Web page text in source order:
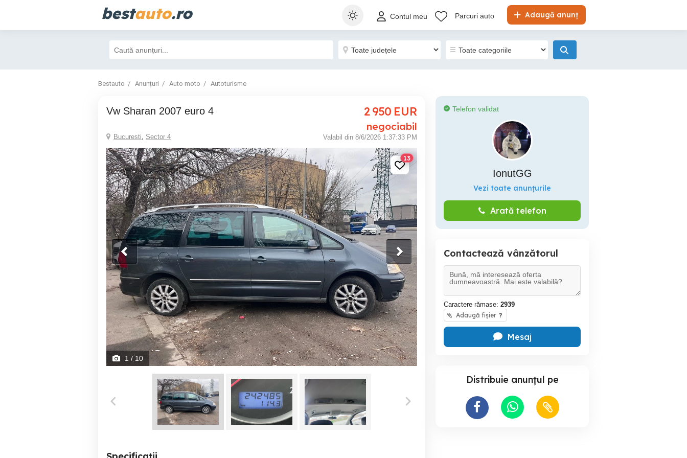
bestauto.ro Adaugă anunț
Contul meu Parcuri auto
Bestauto Anunțuri Auto moto Autoturisme
Vw Sharan 2007 euro 4 2 950 EUR
negociabil
Bucuresti, Sector 4 Valabil din 8/6/2026 1:37:33 PM
13
1 / 10
Telefon validat
IonutGG
Vezi toate anunțurile
Arată telefon
Contactează vânzătorul
Caractere rămase: 2939
Adaugă fișier ?
Mesaj
Distribuie anunțul pe